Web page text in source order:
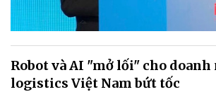
Robot và AI "mở lối" cho
logistics Việt Nam bứt tốc